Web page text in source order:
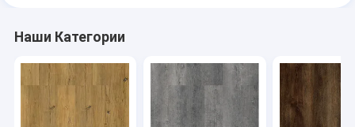
Наши Категории